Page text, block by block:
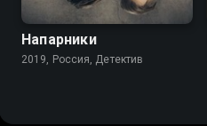
Напарники
2019, Россия, Детектив